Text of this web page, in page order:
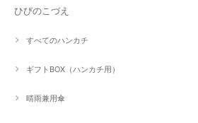
ひびのこづえ
すべてのハンカチ
ギフトBOX（ハンカチ用）
晴雨兼用傘